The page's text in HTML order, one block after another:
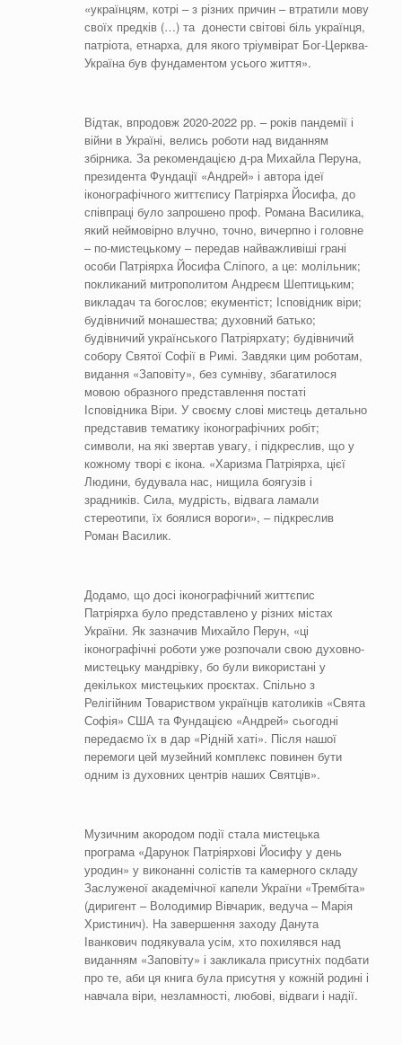
«українцям, котрі – з різних причин – втратили мову
своїх предків (…) та донести світові біль українця,
патріота, етнарха, для якого тріумвірат Бог-Церква-
Україна був фундаментом усього життя».
Відтак, впродовж 2020-2022 рр. – років пандемії і
війни в Україні, велись роботи над виданням
збірника. За рекомендацією д-ра Михайла Перуна,
президента Фундації «Андрей» і автора ідеї
іконографічного життєпису Патріярха Йосифа, до
співпраці було запрошено проф. Романа Василика,
який неймовірно влучно, точно, вичерпно і головне
– по-мистецькому – передав найважливіші грані
особи Патріярха Йосифа Сліпого, а це: молільник;
покликаний митрополитом Андреєм Шептицьким;
викладач та богослов; екументіст; Ісповідник віри;
будівничий монашества; духовний батько;
будівничий українського Патріярхату; будівничий
собору Святої Софії в Римі. Завдяки цим роботам,
видання «Заповіту», без сумніву, збагатилося
мовою образного представлення постаті
Ісповідника Віри. У своєму слові мистець детально
представив тематику іконографічних робіт;
символи, на які звертав увагу, і підкреслив, що у
кожному творі є ікона. «Харизма Патріярха, цієї
Людини, будувала нас, нищила боягузів і
зрадників. Сила, мудрість, відвага ламали
стереотипи, їх боялися вороги», – підкреслив
Роман Василик.
Додамо, що досі іконографічний життєпис
Патріярха було представлено у різних містах
України. Як зазначив Михайло Перун, «ці
іконографічні роботи уже розпочали свою духовно-
мистецьку мандрівку, бо були використані у
декількох мистецьких проєктах. Спільно з
Релігійним Товариством українців католиків «Свята
Софія» США та Фундацією «Андрей» сьогодні
передаємо їх в дар «Рідній хаті». Після нашої
перемоги цей музейний комплекс повинен бути
одним із духовних центрів наших Святців».
Музичним акородом події стала мистецька
програма «Дарунок Патріярхові Йосифу у день
уродин» у виконанні солістів та камерного складу
Заслуженої академічної капели України «Трембіта»
(диригент – Володимир Вівчарик, ведуча – Марія
Христинич). На завершення заходу Данута
Іванкович подякувала усім, хто похилявся над
виданням «Заповіту» і закликала присутніх подбати
про те, аби ця книга була присутня у кожній родині і
навчала віри, незламності, любові, відваги і надії.